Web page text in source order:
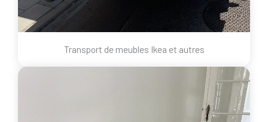
Transport de meubles Ikea et autres